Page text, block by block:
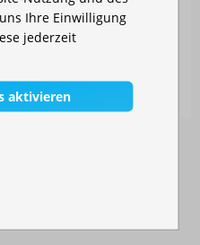
€
Ihre Einwilligung
jederzeit
aktivieren